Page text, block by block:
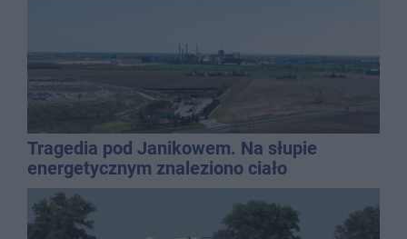
Tragedia pod Janikowem. Na słupie
energetycznym znaleziono ciało
mężczyzny